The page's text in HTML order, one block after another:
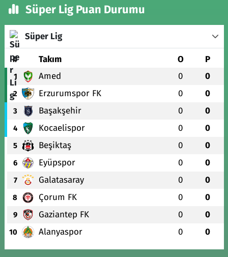
Süper Lig Puan Durumu
Süper Lig
# Takım O P
1 Amed 0 0
2 Erzurumspor FK 0 0
3 Başakşehir 0 0
4 Kocaelispor 0 0
5 Beşiktaş 0 0
6 Eyüpspor 0 0
7 Galatasaray 0 0
8 Çorum FK 0 0
9 Gaziantep FK 0 0
10 Alanyaspor 0 0